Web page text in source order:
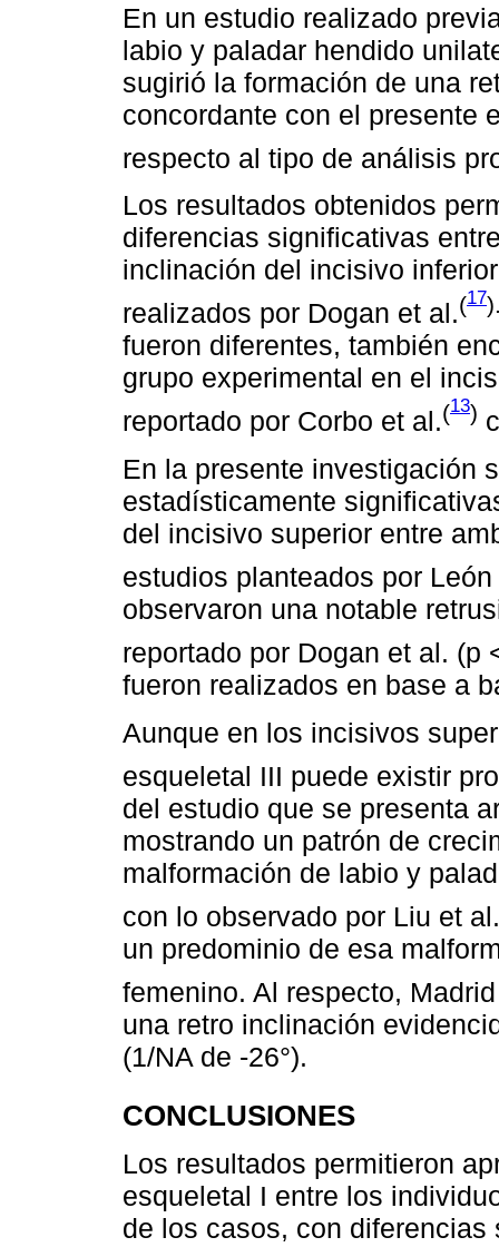
En un estudio realizado
labio y paladar hendido
sugirió la formación de una
concordante con el presente
respecto al tipo de análisis
Los resultados obtenidos
diferencias significativas
inclinación del incisivo
realizados por Dogan et al.(17
fueron diferentes, también
grupo experimental en el
reportado por Corbo et al.(13)
En la presente investigación
estadísticamente
del incisivo superior entre
estudios planteados por León
observaron una notable
reportado por Dogan et al. (p
fueron realizados en base a
Aunque en los incisivos
esqueletal III puede existir
del estudio que se presenta
mostrando un patrón de
malformación de labio y
con lo observado por Liu et
un predominio de esa
femenino. Al respecto,
una retro inclinación
(1/NA de -26°).
CONCLUSIONES
Los resultados permitieron
esqueletal I entre los
de los casos, con